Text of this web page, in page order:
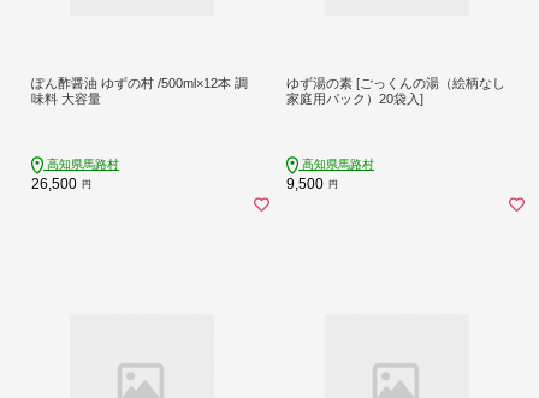
ぽん酢醤油 ゆずの村 /500ml×12本 調
味料 大容量
高知県馬路村
26,500 円
ゆず湯の素 [ごっくんの湯（絵柄なし
家庭用パック）20袋入]
高知県馬路村
9,500 円